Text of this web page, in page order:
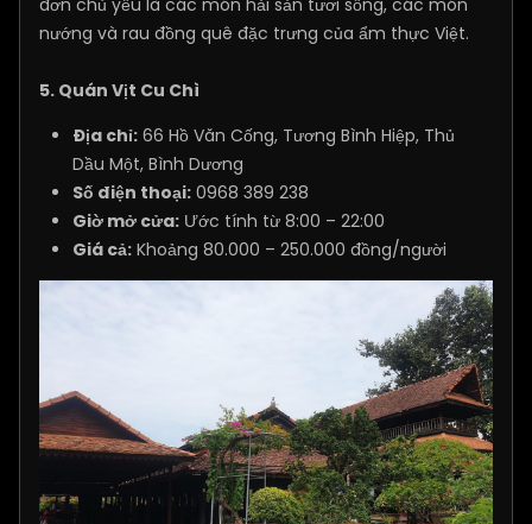
nướng và rau đồng quê đặc trưng của ẩm thực Việt.
5. Quán Vịt Cu Chì
Địa chỉ: 66 Hồ Văn Cống, Tương Bình Hiệp, Thủ
Dầu Một, Bình Dương
Số điện thoại: 0968 389 238
Giờ mở cửa: Ước tính từ 8:00 – 22:00
Giá cả: Khoảng 80.000 – 250.000 đồng/người